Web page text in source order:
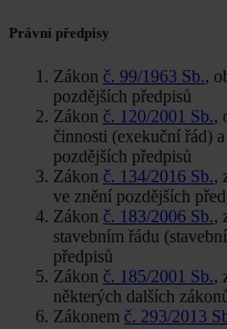
Právní předpisy
Zákon č. 99/1963 Sb.,
pozdějších předpisů
Zákon č. 120/2001 Sb.,
činnosti (exekuční řád)
pozdějších předpisů
Zákon č. 134/2016 Sb.,
ve znění pozdějších
Zákon č. 183/2006 Sb.,
stavebním řádu
předpisů
Zákon č. 185/2001 Sb.,
některých dalších
Zákonem č. 293/2013